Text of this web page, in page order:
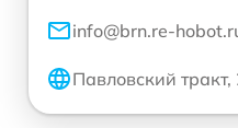
info@brn.re-
Павловский